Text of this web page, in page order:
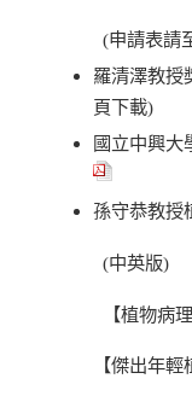
(申請表請
羅清澤教授
頁下載)
國立中興大
孫守恭教授
(中英版)
【植物病
【傑出年輕